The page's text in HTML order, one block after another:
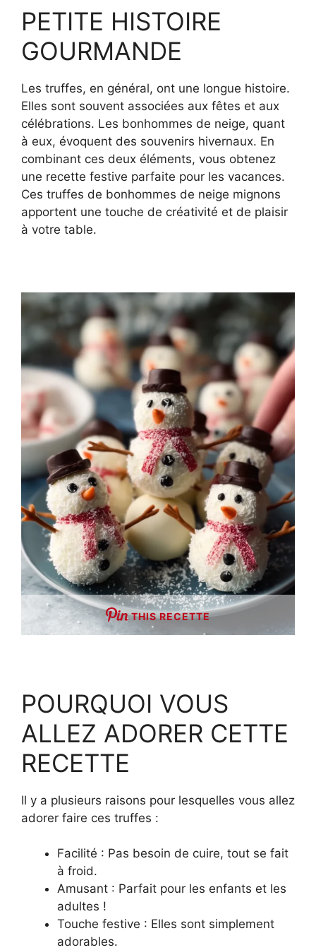
PETITE HISTOIRE
GOURMANDE
Les truffes, en général, ont une longue histoire.
Elles sont souvent associées aux fêtes et aux
célébrations. Les bonhommes de neige, quant
à eux, évoquent des souvenirs hivernaux. En
combinant ces deux éléments, vous obtenez
une recette festive parfaite pour les vacances.
Ces truffes de bonhommes de neige mignons
apportent une touche de créativité et de plaisir
à votre table.
THIS RECETTE
POURQUOI VOUS
ALLEZ ADORER CETTE
RECETTE
Il y a plusieurs raisons pour lesquelles vous allez
adorer faire ces truffes :
Facilité : Pas besoin de cuire, tout se fait
à froid.
Amusant : Parfait pour les enfants et les
adultes !
Touche festive : Elles sont simplement
adorables.